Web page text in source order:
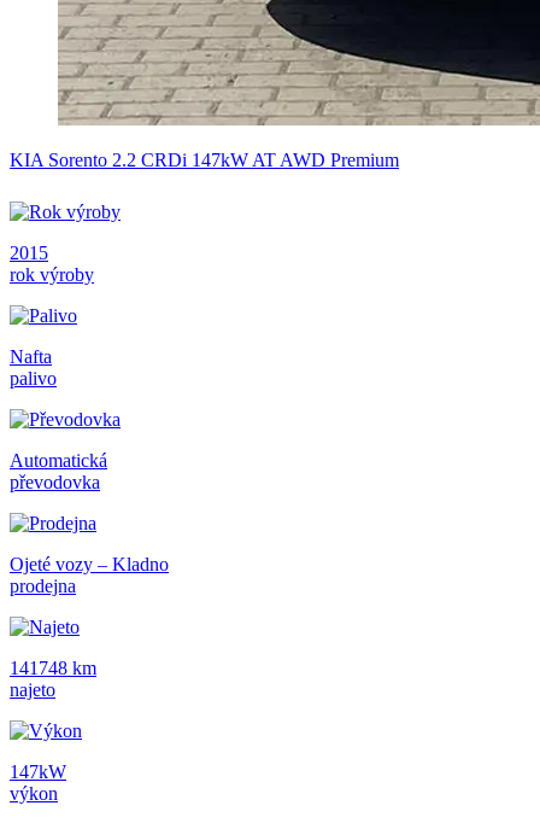
KIA Sorento 2.2 CRDi 147kW AT AWD Premium
2015
rok výroby
Nafta
palivo
Automatická
převodovka
Ojeté vozy – Kladno
prodejna
141748 km
najeto
147kW
výkon